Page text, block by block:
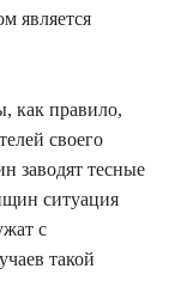
является
как правило,
своего
заводят тесные
ситуация
с
такой